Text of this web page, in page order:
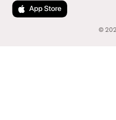
Laden im App Store
©